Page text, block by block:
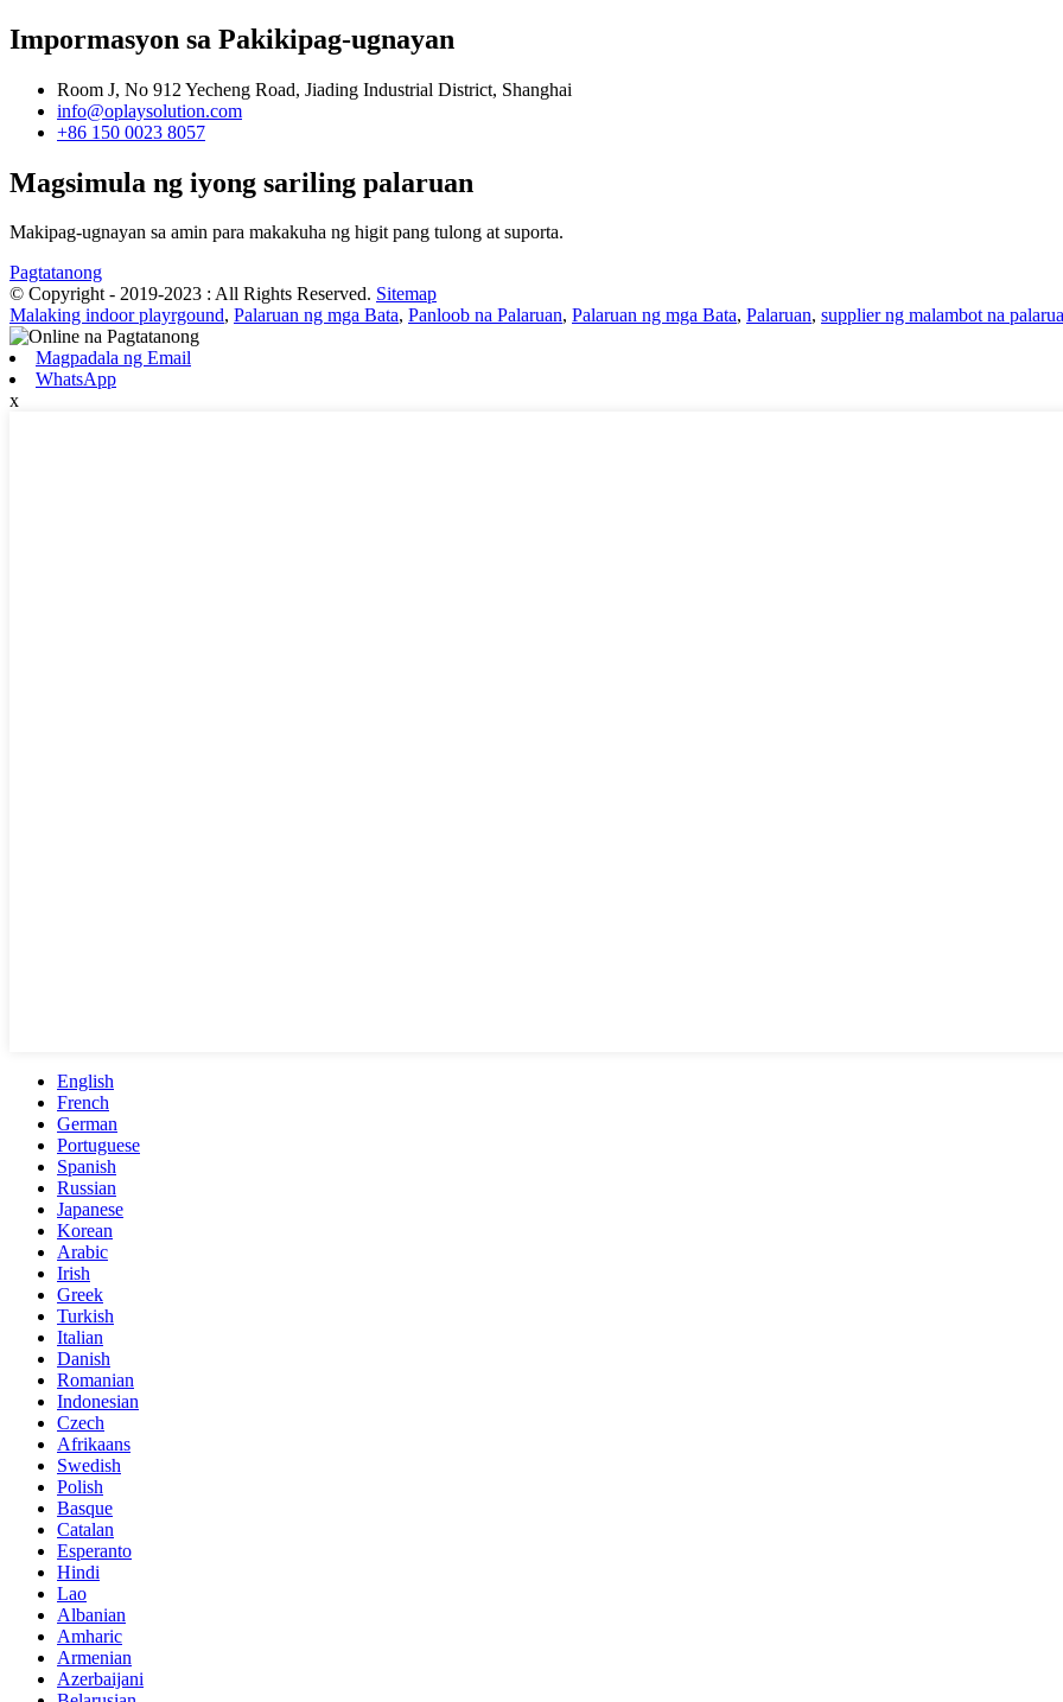
Impormasyon sa Pakikipag-ugnayan
Room J, No 912 Yecheng Road, Jiading Industrial District, Shanghai
info@oplaysolution.com
+86 150 0023 8057
Magsimula ng iyong sariling palaruan
Makipag-ugnayan sa amin para makakuha ng higit pang tulong at suporta.
Pagtatanong
© Copyright - 2019-2023 : All Rights Reserved. Sitemap
Malaking indoor playrgound, Palaruan ng mga Bata, Panloob na Palaruan, Palaruan ng mga Bata, Palaruan, supplier ng malambot na
Magpadala ng Email
WhatsApp
x
English
French
German
Portuguese
Spanish
Russian
Japanese
Korean
Arabic
Irish
Greek
Turkish
Italian
Danish
Romanian
Indonesian
Czech
Afrikaans
Swedish
Polish
Basque
Catalan
Esperanto
Hindi
Lao
Albanian
Amharic
Armenian
Azerbaijani